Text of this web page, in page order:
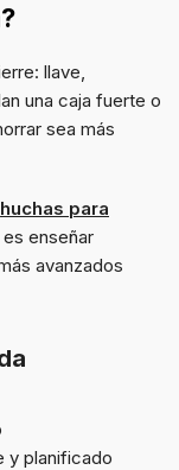
llave,
una caja fuerte o
sea más
huchas para
enseñar
avanzados
y planificado